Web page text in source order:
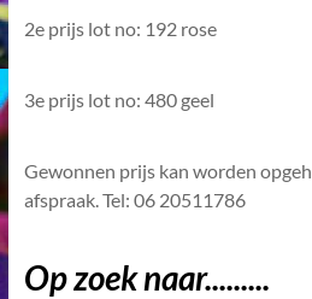
2e prijs lot no: 192 rose
3e prijs lot no: 480 geel
Gewonnen prijs kan worden
afspraak. Tel: 06 20511786
Op zoek naar.........